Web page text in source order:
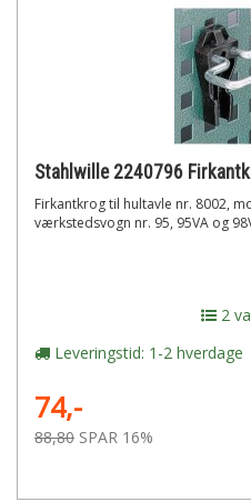
Stahlwille 2240796
Firkantkrog til hultavle nr. 8002,
værkstedsvogn nr. 95, 95VA og
2
Leveringstid: 1-2 hverdage
74,-
88,80 SPAR 16%